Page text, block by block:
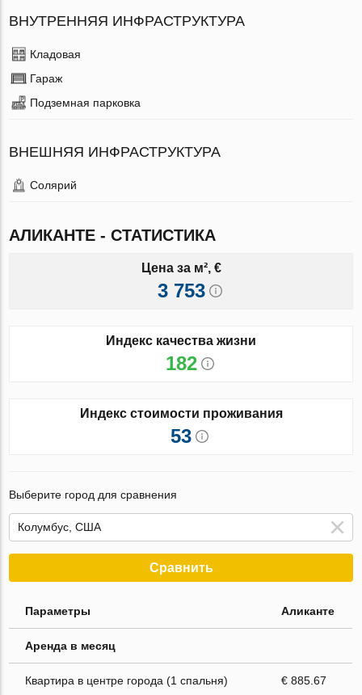
ВНУТРЕННЯЯ ИНФРАСТРУКТУРА
Кладовая
Гараж
Подземная парковка
ВНЕШНЯЯ ИНФРАСТРУКТУРА
Солярий
АЛИКАНТЕ - СТАТИСТИКА
Цена за м², €
3 753
Индекс качества жизни
182
Индекс стоимости проживания
53
Выберите город для сравнения
Сравнить
Параметры Аликанте
Аренда в месяц
Квартира в центре города (1 спальня) € 885.67